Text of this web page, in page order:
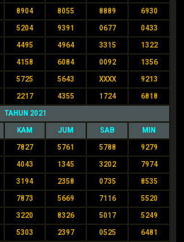
8904 8055 8889 6930
5204 9391 0677 0433
4495 4964 3315 1322
4158 6084 0092 1356
5725 5643 XXXX 9213
2217 4355 1724 6818
TAHUN 2021
KAM JUM SAB MIN
7827 5761 5788 9279
4043 1345 3202 7974
3194 2358 0735 8535
7873 5669 7116 5520
3220 8326 5017 5249
5303 2397 0525 6481